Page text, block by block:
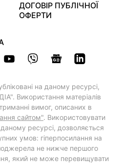
ДОГОВІР ПУБЛІЧНОЇ
ОФЕРТИ
на даному ресурсі,
Використання матеріалів
вимог, описаних в
сайтом". Використовувати
ресурсі, дозволяється
умов: гіперпосилання на
не нижче першого
який не може перевищувати